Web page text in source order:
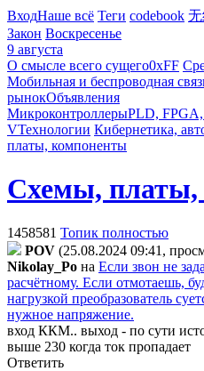
ВходНаше всё Теги codebook
Закон Воскресенье
9 августа
О смысле всего сущего0xFF
Мобильная и беспроводная
рынокОбъявления
МикроконтроллерыPLD,
VТехнологии Кибернетика,
платы, компоненты
Схемы,
1458581 Топик полностью
POV (25.08.2024 09:41,
Nikolay_Po на Если звон не
расчётному. Если отмотаешь,
нагрузкой преобразователь
нужное напряжение.
вход ККМ.. выход - по сути
выше 230 когда ток пропадает
Ответить